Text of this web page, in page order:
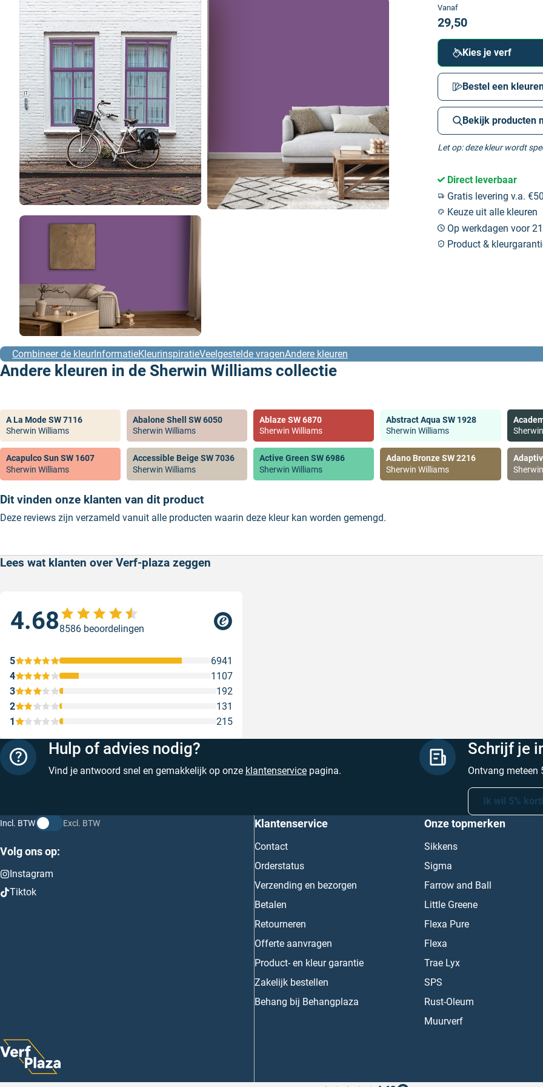
Vanaf
29,50
Kies je verf
Bestel een
Bekijk producten
Let op: deze kleur wordt
Direct leverbaar
Gratis levering v.a.
Keuze uit alle kleuren
Op werkdagen voor
Product &
Combineer de kleurInformatieKleurinspiratieVeelgestelde vragenAndere kleuren
Andere kleuren in de Sherwin Williams collectie
A La Mode SW 7116
Sherwin Williams
Abalone Shell SW 6050
Sherwin Williams
Ablaze SW 6870
Sherwin Williams
Abstract Aqua SW 1928
Sherwin Williams
Acapulco Sun SW 1607
Sherwin Williams
Accessible Beige SW 7036
Sherwin Williams
Active Green SW 6986
Sherwin Williams
Adano Bronze SW 2216
Sherwin Williams
Dit vinden onze klanten van dit product
Deze reviews zijn verzameld vanuit alle producten waarin deze kleur kan worden gemengd.
Lees wat klanten over Verf-plaza zeggen
4.688586 beoordelingen
1 215
2 131
3 192
4 1107
5 6941
Hulp of advies nodig?
Vind je antwoord snel en gemakkelijk op onze klantenservice pagina.
Schrijf je
Ontvang meteen
Ik wil 5%
Incl. BTW Excl. BTW
Volg ons op:
Instagram
Tiktok
Klantenservice
Contact
Orderstatus
Verzending en bezorgen
Betalen
Retourneren
Offerte aanvragen
Product- en kleur garantie
Zakelijk bestellen
Behang bij Behangplaza
Onze topmerken
Sikkens
Sigma
Farrow and Ball
Little Greene
Flexa Pure
Flexa
Trae Lyx
SPS
Rust-Oleum
Muurverf